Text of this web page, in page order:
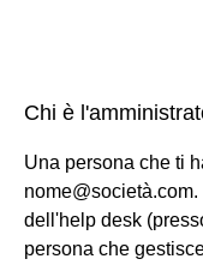
Chi è
Una persona che ti
dell'help desk
persona che